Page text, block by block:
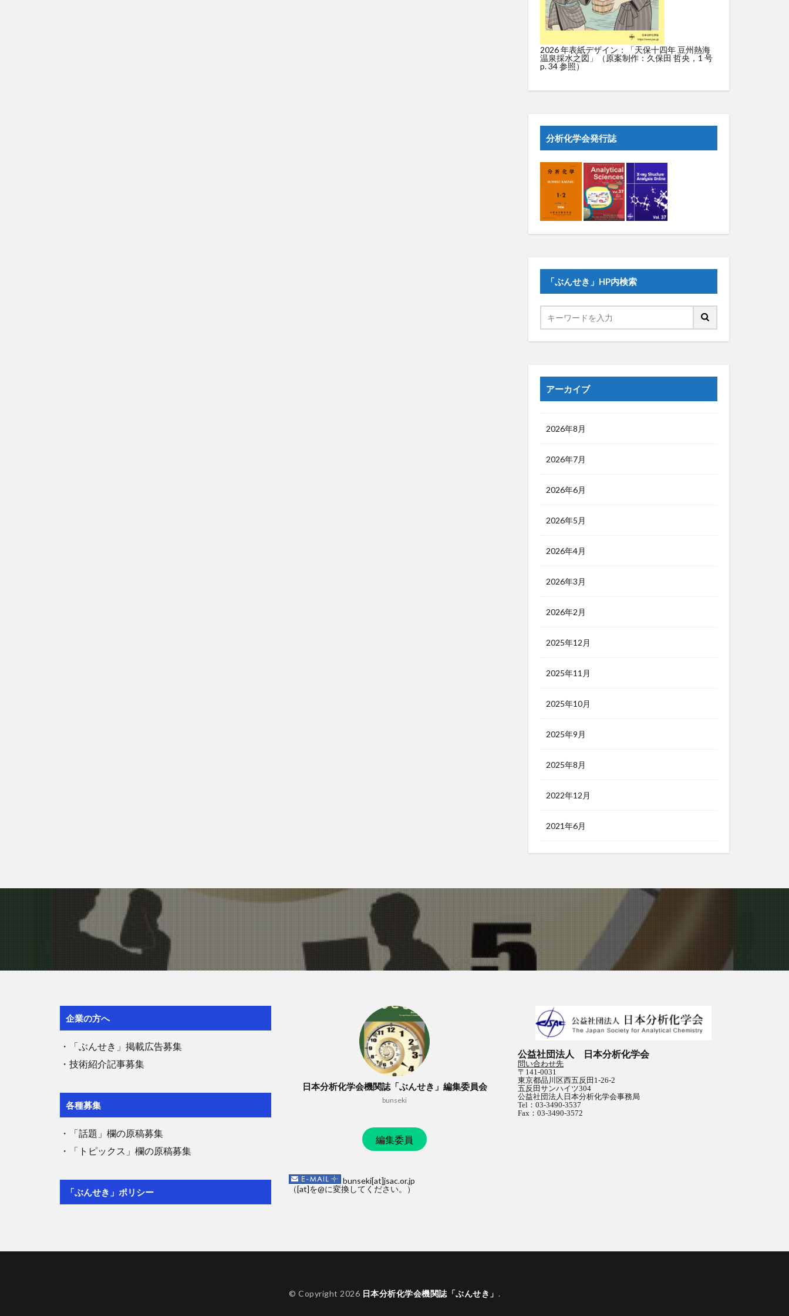
2026 年表紙デザイン：「天保十四年 豆州熱海
温泉採水之図」（原案制作：久保田 哲央，1 号
p. 34 参照）
分析化学会発行誌
「ぶんせき」HP内検索
アーカイブ
2026年8月
2026年7月
2026年6月
2026年5月
2026年4月
2026年3月
2026年2月
2025年12月
2025年11月
2025年10月
2025年9月
2025年8月
2022年12月
2021年6月
企業の方へ
・「ぶんせき」掲載広告募集
・技術紹介記事募集
各種募集
・「話題」欄の原稿募集
・「トピックス」欄の原稿募集
「ぶんせき」ポリシー
日本分析化学会機関誌「ぶんせき」編集委員会
bunseki
編集委員
bunseki[at]jsac.or.jp
（[at]を@に変換してください。）
公益社団法人 日本分析化学会
問い合わせ先
〒141-0031
東京都品川区西五反田1-26-2
五反田サンハイツ304
公益社団法人日本分析化学会事務局
Tel：03-3490-3537
Fax：03-3490-3572
© Copyright 2026 日本分析化学会機関誌「ぶんせき」 .